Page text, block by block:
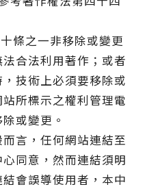
條之一非移除或變更
合法利用著作；或者
技術上必須要移除或
所標示之權利管理電
或變更。
言，任何網站連結至
同意，然而連結須明
會誤導使用者，本中